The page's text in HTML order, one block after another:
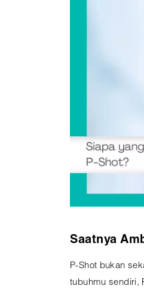
Saatnya
P-Shot bukan
tubuhmu sendiri,